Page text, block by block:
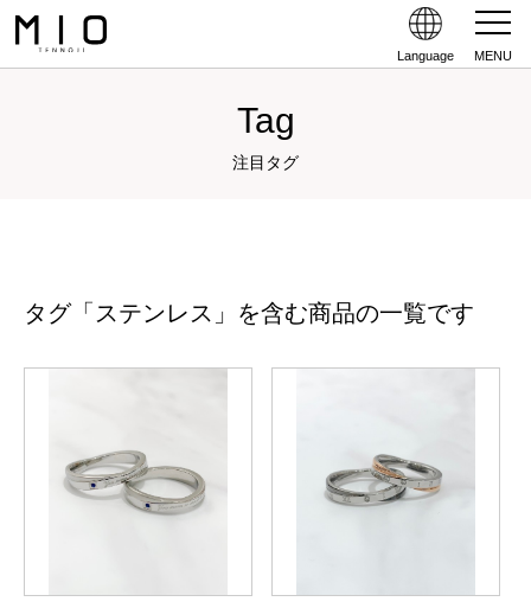
Language MENU
Tag
注目タグ
タグ「ステンレス」を含む商品の一覧です